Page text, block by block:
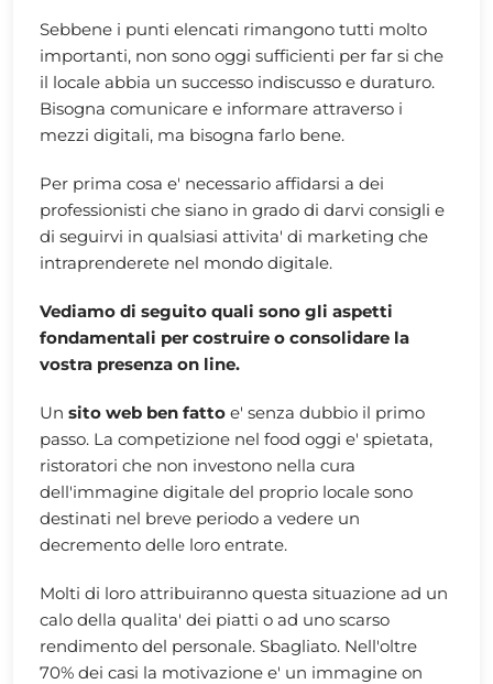
Sebbene i punti elencati rimangono tutti molto
importanti, non sono oggi sufficienti per far si che
il locale abbia un successo indiscusso e duraturo.
Bisogna comunicare e informare attraverso i
mezzi digitali, ma bisogna farlo bene.
Per prima cosa e' necessario affidarsi a dei
professionisti che siano in grado di darvi consigli e
di seguirvi in qualsiasi attivita' di marketing che
intraprenderete nel mondo digitale.
Vediamo di seguito quali sono gli aspetti
fondamentali per costruire o consolidare la
vostra presenza on line.
Un sito web ben fatto e' senza dubbio il primo
passo. La competizione nel food oggi e' spietata,
ristoratori che non investono nella cura
dell'immagine digitale del proprio locale sono
destinati nel breve periodo a vedere un
decremento delle loro entrate.
Molti di loro attribuiranno questa situazione ad un
calo della qualita' dei piatti o ad uno scarso
rendimento del personale. Sbagliato. Nell'oltre
70% dei casi la motivazione e' un immagine on